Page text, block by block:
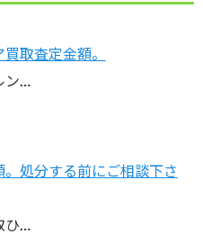
取査定金額。
…
処分する前にご相談下さ
…